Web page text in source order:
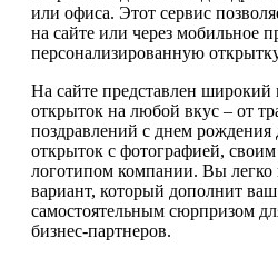
или офиса. Этот сервис
на сайте или через мобильное
персонализированную
На сайте представлен широкий
открыток на любой вкус – от
поздравлений с днем
открыток с фотографией,
логотипом компании. Вы легко
вариант, который дополнит
самостоятельным сюрпризом
бизнес-партнеров.